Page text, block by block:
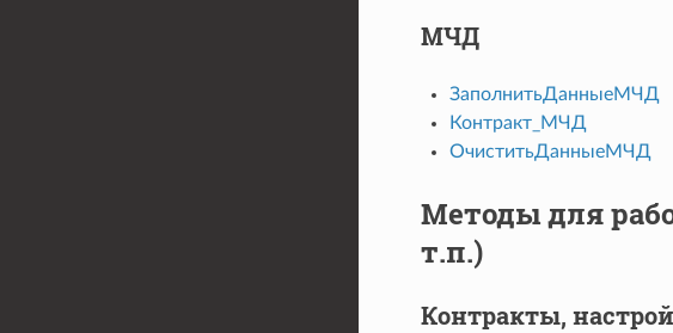
МЧД
ЗаполнитьДанныеМЧД
Контракт_МЧД
ОчиститьДанныеМЧД
Методы для
т.п.)
Контракты,